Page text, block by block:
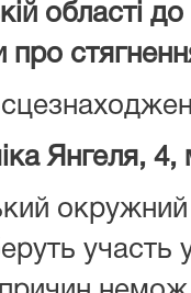
області
про
Янгеля,
окружний
участь